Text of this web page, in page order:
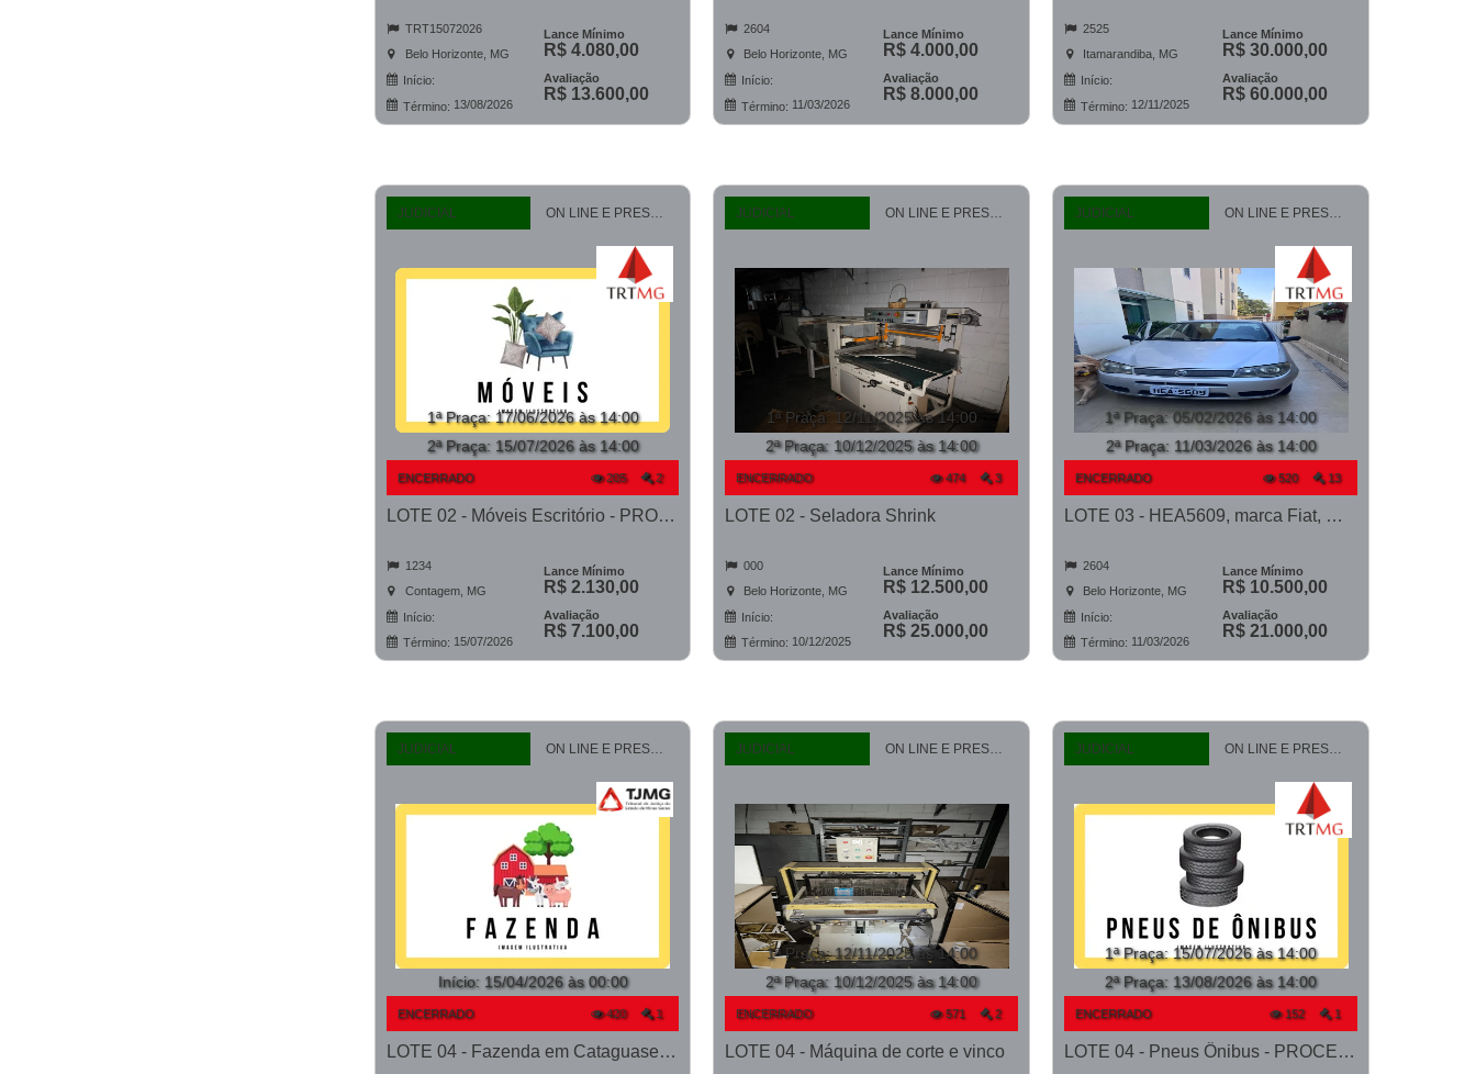
TRT15072026
Belo Horizonte, MG
Início:
Término: 13/08/2026
Lance Mínimo
R$ 4.080,00
Avaliação
R$ 13.600,00
2604
Belo Horizonte, MG
Início:
Término: 11/03/2026
Lance Mínimo
R$ 4.000,00
Avaliação
R$ 8.000,00
2525
Itamarandiba, MG
Início:
Término: 12/11/2025
Lance Mínimo
R$ 30.000,00
Avaliação
R$ 60.000,00
JUDICIAL
1ª Praça:17/06/2026 às 14:00
2ª Praça: 15/07/2026 às 14:00
ENCERRADO 205 2
LOTE 02 - Móveis Escritório - PROCESSO 0011264-95.2023-6ª CONTAGEM
1234
Contagem, MG
Início:
Término: 15/07/2026
Lance Mínimo
R$ 2.130,00
Avaliação
R$ 7.100,00
JUDICIAL ON LINE E PRESENCIAL
1ª Praça: 12/11/2025 às 14:00
2ª Praça: 10/12/2025 às 14:00
ENCERRADO 474 3
LOTE 02 - Seladora Shrink
000
Belo Horizonte, MG
Início:
Término: 10/12/2025
Lance Mínimo
R$ 12.500,00
Avaliação
R$ 25.000,00
JUDICIAL ON LINE E PRESENCIAL
1ª Praça:05/02/2026 às 14:00
2ª Praça: 11/03/2026 às 14:00
ENCERRADO 520 13
LOTE 03 - HEA5609, marca Fiat, modelo Palio ELX Flex, ano 2006/2007
2604
Belo Horizonte, MG
Início:
Término: 11/03/2026
Lance Mínimo
R$ 10.500,00
Avaliação
R$ 21.000,00
JUDICIAL
Início: 15/04/2026 às 00:00
ENCERRADO 420 1
LOTE 04 - Fazenda em Cataguases - PROCESSO 9937456-81.2006-TJMG- COMARCA DE BH/MG
JUDICIAL ON LINE E PRESENCIAL
1ª Praça:12/11/2025 às 14:00
2ª Praça: 10/12/2025 às 14:00
ENCERRADO 571 2
LOTE 04 - Máquina de corte e vinco
JUDICIAL ON LINE E PRESENCIAL
1ª Praça:15/07/2026 às 14:00
2ª Praça: 13/08/2026 às 14:00
ENCERRADO 152 1
LOTE 04 - Pneus Ônibus - PROCESSO 0011029-14.2024-1ª CONTAGEM